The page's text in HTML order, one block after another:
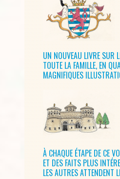
UN NOUVEAU LIVRE SUR
TOUTE LA FAMILLE, EN
MAGNIFIQUES
À CHAQUE ÉTAPE DE CE
ET DES FAITS PLUS
LES AUTRES ATTENDENT